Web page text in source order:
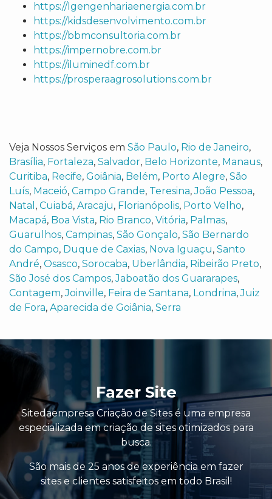
https://lgengenhariaenergia.com.br
https://kidsdesenvolvimento.com.br
https://bbmconsultoria.com.br
https://impernobre.com.br
https://iluminedf.com.br
https://prosperaagrosolutions.com.br
Veja Nossos Serviços em São Paulo, Rio de Janeiro,
Brasília, Fortaleza, Salvador, Belo Horizonte, Manaus,
Curitiba, Recife, Goiânia, Belém, Porto Alegre, São
Luís, Maceió, Campo Grande, Teresina,João Pessoa,
Natal , Cuiabá, Aracaju, Florianópolis, Porto Velho,
Macapá, Boa Vista, Rio Branco, Vitória, Palmas,
Guarulhos, Campinas, São Gonçalo, São Bernardo
do Campo, Duque de Caxias, Nova Iguaçu, Santo
André, Osasco, Sorocaba, Uberlândia, Ribeirão Preto,
São José dos Campos,Jaboatão dos Guararapes,
Contagem,Joinville, Feira de Santana, Londrina,Juiz
de Fora, Aparecida de Goiânia, Serra
Fazer Site
Sitedaempresa Criação de Sites é uma empresa
especializada em criação de sites otimizados para
busca.
São mais de 25 anos de experiência em fazer
sites e clientes satisfeitos em todo Brasil!